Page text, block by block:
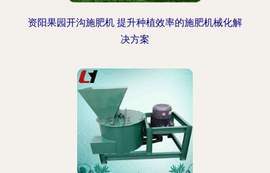
资阳果园开沟施肥机 提升种植效率的施肥机械化解
决方案